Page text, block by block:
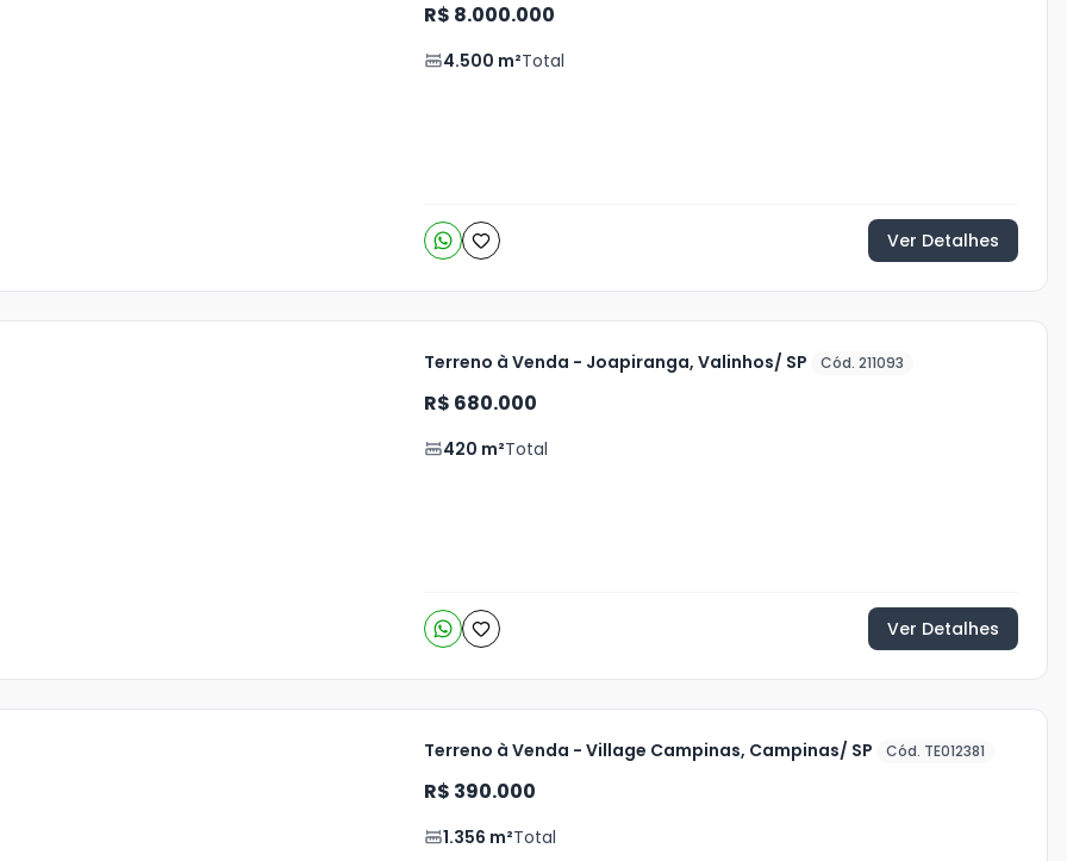
R$ 8.000.000
4.500 m²Total
Ver Detalhes
Terreno à Venda - Joapiranga, Valinhos/ SP Cód. 211093
R$ 680.000
420 m²Total
Ver Detalhes
Terreno à Venda - Village Campinas, Campinas/ SP Cód. TE012381
R$ 390.000
1.356 m²Total